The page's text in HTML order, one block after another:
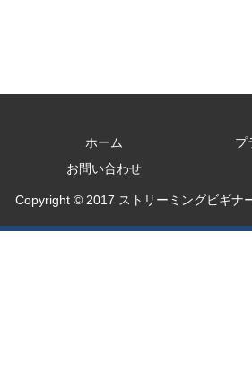
ホーム
プ
お問い合わせ
Copyright © 2017 ストリーミングビギナ